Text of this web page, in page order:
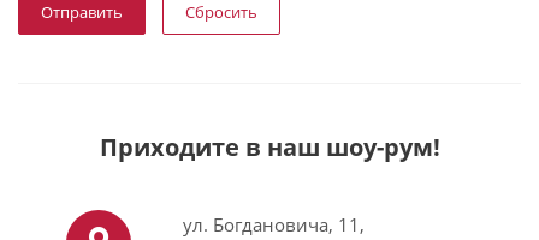
Сбросить
Приходите в наш шоу-рум!
ул. Богдановича, 11,